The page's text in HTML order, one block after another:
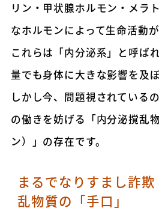
リン・甲状腺ホルモン・メラ
なホルモンによって生命活動
これらは「内分泌系」と呼ば
量でも身体に大きな影響を及ぼ
しかし今、問題視されている
の働きを妨げる「内分泌撹乱
ン）」の存在です。
まるでなりすまし詐
乱物質の「手口」